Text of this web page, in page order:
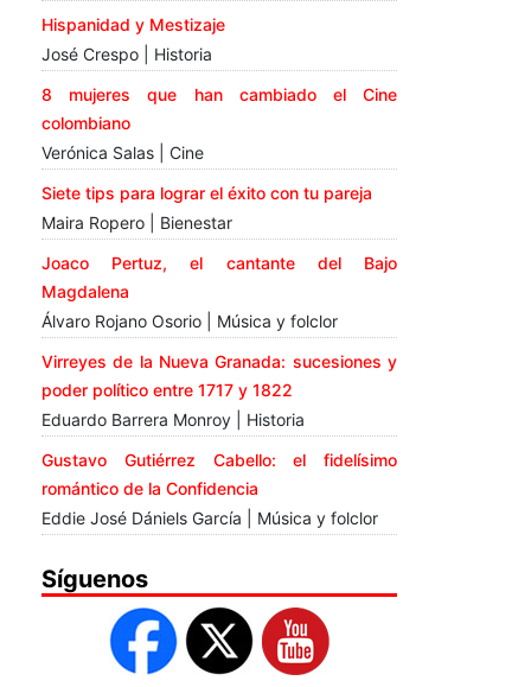
Hispanidad y Mestizaje
José Crespo | Historia
8 mujeres que han cambiado el Cine
colombiano
Verónica Salas | Cine
Siete tips para lograr el éxito con tu pareja
Maira Ropero | Bienestar
Joaco Pertuz, el cantante del Bajo
Magdalena
Álvaro Rojano Osorio | Música y folclor
Virreyes de la Nueva Granada: sucesiones y
poder político entre 1717 y 1822
Eduardo Barrera Monroy | Historia
Gustavo Gutiérrez Cabello: el fidelísimo
romántico de la Confidencia
Eddie José Dániels García | Música y folclor
Síguenos